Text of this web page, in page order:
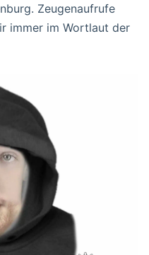
Zeugenaufrufe
immer im Wortlaut der